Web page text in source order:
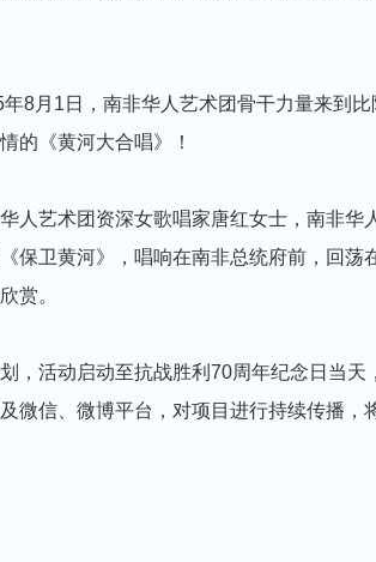
8月1日，南非华人艺术团骨干力量来到
的《黄河大合唱》！
人艺术团资深女歌唱家唐红女士，南非华
保卫黄河》，唱响在南非总统府前，回荡
赏。
，活动启动至抗战胜利70周年纪念日当天
微信、微博平台，对项目进行持续传播，